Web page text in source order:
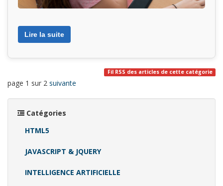
Lire la suite
Fil RSS des articles de cette catégorie
page 1 sur 2 suivante
Catégories
HTML5
JAVASCRIPT & JQUERY
INTELLIGENCE ARTIFICIELLE